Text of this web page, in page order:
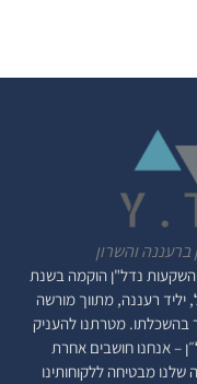
והשרון
והשקעות נדל"ןהוקמה בשנת
יליד רעננה, מתווך מורשה
מגשר בהשכלתו. מטרתנו להעניק
– אנחנו חושבים אחרת
מבטיחה ללקוחותינו